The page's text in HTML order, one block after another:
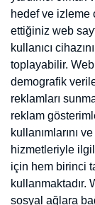
hem de üçüncü
Facebook ve
eklentilerden
bu eklentileri
ağın sunucusuna
doğrudan sosyal
olduğunuz web
verilere ulaşarak
verilerle
Lütfen sosyal
üzerinde herhangi
unutmayın.
yöntemlerle ve
almak için lütfen
verilerin işlenmesi